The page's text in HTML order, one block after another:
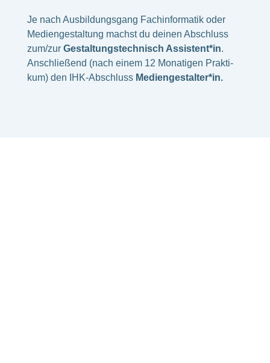
Je nach Ausbil­dungs­gang Fach­in­for­ma­tik oder
Medi­en­ge­stal­tung machst du deinen Abschluss
zum/zur Gestal­tungs­tech­nisch Assistent*in.
Anschlie­ßend (nach einem 12 Mona­ti­gen Prak­ti­
kum) den IHK-Abschluss Mediengestalter*in.